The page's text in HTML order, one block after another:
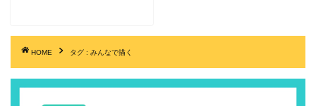
HOME タグ : みんなで描く